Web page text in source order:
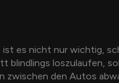
es nicht nur wichtig,
blindlings loszulaufen,
zwischen den Autos